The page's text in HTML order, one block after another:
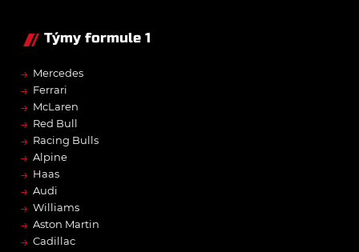
Týmy formule 1
→ Mercedes
→ Ferrari
→ McLaren
→ Red Bull
→ Racing Bulls
→ Alpine
→ Haas
→ Audi
→ Williams
→ Aston Martin
→ Cadillac